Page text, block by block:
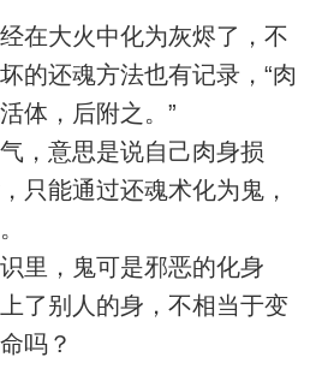
在大火中化为灰烬了，不
的还魂方法也有记录，“肉
体，后附之。”
，意思是说自己肉身损
只能通过还魂术化为鬼，
里，鬼可是邪恶的化身
了别人的身，不相当于变
吗？